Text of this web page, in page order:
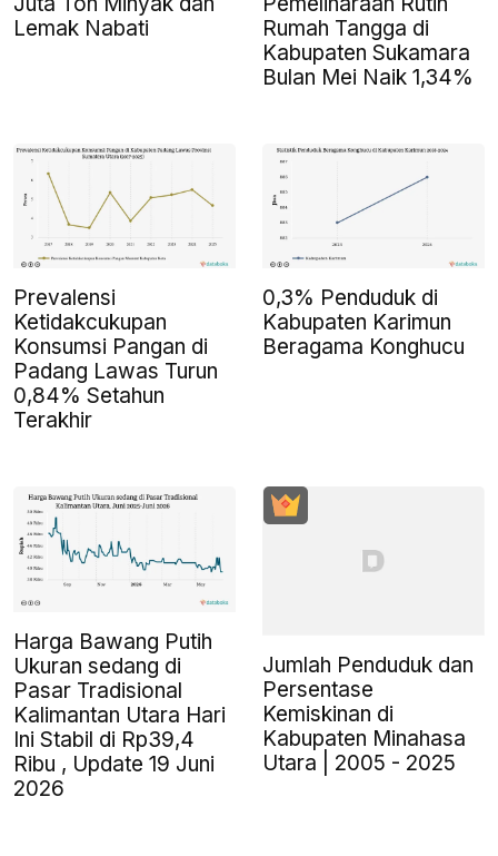
Lemak Nabati
Rumah Tangga di
Kabupaten Sukamara
Bulan Mei Naik 1,34%
Prevalensi
Ketidakcukupan
Konsumsi Pangan di
Padang Lawas Turun
0,84% Setahun
Terakhir
0,3% Penduduk di
Kabupaten Karimun
Beragama Konghucu
Harga Bawang Putih
Ukuran sedang di
Pasar Tradisional
Kalimantan Utara Hari
Ini Stabil di Rp39,4
Ribu , Update 19 Juni
2026
Jumlah Penduduk dan
Persentase
Kemiskinan di
Kabupaten Minahasa
Utara | 2005 - 2025